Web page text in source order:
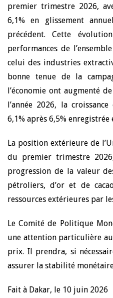
premier trimestre 2026,
6,1% en glissement
précédent. Cette
performances de
celui des industries
bonne tenue de la
l’économie ont augmenté
l’année 2026, la
6,1% après 6,5% enregistrée
La position extérieure de
du premier trimestre
progression de la valeur
pétroliers, d’or et de
ressources extérieures par
Le Comité de Politique
une attention particulière
prix. Il prendra, si
assurer la stabilité
Fait à Dakar, le 10 juin 2026